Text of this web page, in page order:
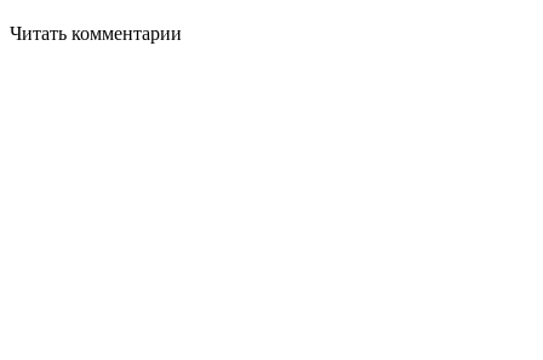
Читать комментарии